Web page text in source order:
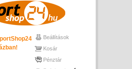
Beállítások
Kosár
Pénztár